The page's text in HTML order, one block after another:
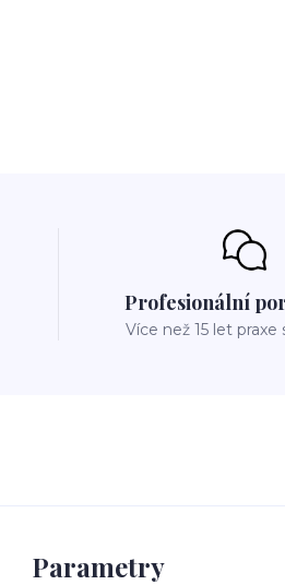
Profesionální
Více než 15 let
Parametry